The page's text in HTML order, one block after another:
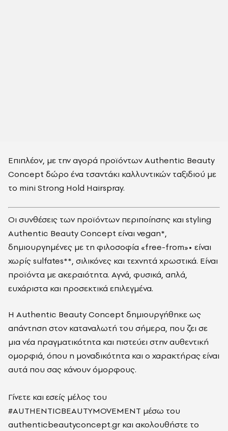
Επιπλέον, με την αγορά προϊόντων Authentic Beauty
Concept δώρο ένα τσαντάκι καλλυντικών ταξιδιού με
το mini Strong Hold Hairspray.
Οι συνθέσεις των προϊόντων περιποίησης και styling
Authentic Beauty Concept είναι vegan*,
δημιουργημένες με τη φιλοσοφία «free-from»• είναι
χωρίς sulfates**, σιλικόνες και τεχνητά χρωστικά. Είναι
προϊόντα με ακεραιότητα. Αγνά, φυσικά, απλά,
ευχάριστα και προσεκτικά επιλεγμένα.
Η Authentic Beauty Concept δημιουργήθηκε ως
απάντηση στον καταναλωτή του σήμερα, που ζει σε
μια νέα πραγματικότητα και πιστεύει στην αυθεντική
ομορφιά, όπου η μοναδικότητα και ο χαρακτήρας είναι
αυτά που σας κάνουν όμορφους.
Γίνετε και εσείς μέλος του
#AUTHENTICBEAUTYMOVEMENT μέσω του
authenticbeautyconcept.gr και ακολουθήστε το